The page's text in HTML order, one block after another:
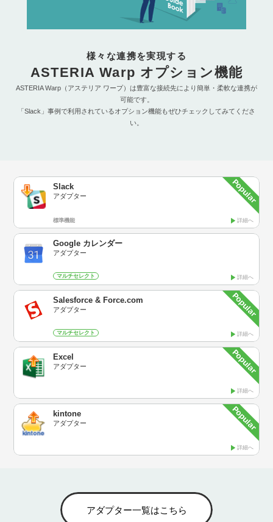
様々な連携を実現する
ASTERIA Warp オプション機能
ASTERIA Warp（アステリア ワープ）は豊富な接続先により簡単・柔軟な連携が
可能です。
「Slack」事例で利用されているオプション機能もぜひチェックしてみてくださ
い。
Slack
アダプター
詳細へ
標準機能
Google カレンダー
アダプター
詳細へ
マルチセレクト
Salesforce & Force.com
アダプター
詳細へ
マルチセレクト
Excel
アダプター
詳細へ
kintone
アダプター
詳細へ
アダプター一覧はこちら